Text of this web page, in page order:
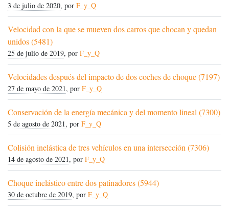
3 de julio de 2020, por F_y_Q
Velocidad con la que se mueven dos carros que chocan y quedan
unidos (5481)
25 de julio de 2019, por F_y_Q
Velocidades después del impacto de dos coches de choque (7197)
27 de mayo de 2021, por F_y_Q
Conservación de la energía mecánica y del momento lineal (7300)
5 de agosto de 2021, por F_y_Q
Colisión inelástica de tres vehículos en una intersección (7306)
14 de agosto de 2021, por F_y_Q
Choque inelástico entre dos patinadores (5944)
30 de octubre de 2019, por F_y_Q